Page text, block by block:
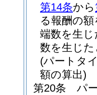
第14条から
る報酬の
端数を生
数を生じ
(パートタ
額の算出)
第20条
パ